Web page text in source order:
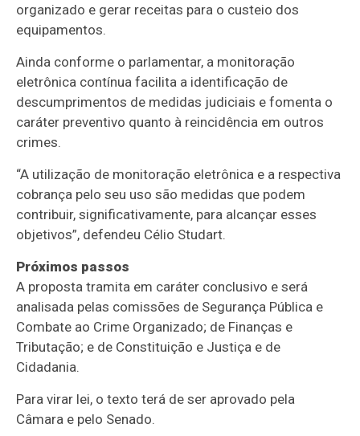
organizado e gerar receitas para o custeio dos
equipamentos.
Ainda conforme o parlamentar, a monitoração
eletrônica contínua facilita a identificação de
descumprimentos de medidas judiciais e fomenta o
caráter preventivo quanto à reincidência em outros
crimes.
“A utilização de monitoração eletrônica e a respectiva
cobrança pelo seu uso são medidas que podem
contribuir, significativamente, para alcançar esses
objetivos”, defendeu Célio Studart.
Próximos passos
A proposta tramita em caráter conclusivo e será
analisada pelas comissões de Segurança Pública e
Combate ao Crime Organizado; de Finanças e
Tributação; e de Constituição e Justiça e de
Cidadania.
Para virar lei, o texto terá de ser aprovado pela
Câmara e pelo Senado.